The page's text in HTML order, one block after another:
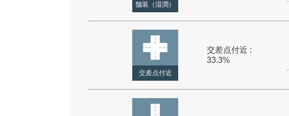
舗装（湿潤）
交差点付近
交差点付近 :
33.3%